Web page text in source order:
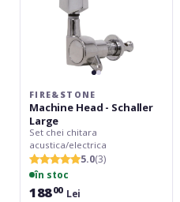
FIRE&STONE
Machine Head - Schaller
Large
Set chei chitara
acustica/electrica
5.0(3)
în stoc
18800 Lei